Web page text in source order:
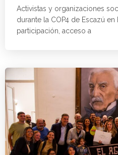
Activistas y organizaciones
durante la COP4 de Escazú
participación, acceso a